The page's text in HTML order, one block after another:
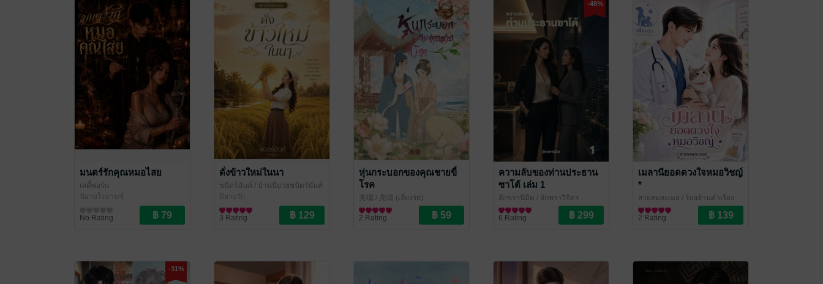
มนตร์รักคุณหมอไสย
เลดี้พอร์น
นิยายโรมานซ์
No Rating
ดั่งข้าวใหม่ในนา
ชนิตร์นันท์ / บ้านนิยายชนิตร์นันท์
จำปาลาว
นิยายรัก
3 Rating
หุ่นกระบอกของคุณชายขี้
โรค
亮瑞 / 亮瑞 (เลี่ยงรุ่ย)
นิยายรักจีนโบราณ
2 Rating
-48%
ความลับของท่านประธาน
ซาโต้ เล่ม 1
อักขรานิมิต / อักขราวิจิตร
นิยาย Girl Love/Yuri
6 Rating
เมลานียอดดวงใจหมอวิชญ์
*
สายลมละเมอ / ร้อยล้านคำเรียง
พิมพ์
นิยายชีวิต/ดรามา
2 Rating
-31%